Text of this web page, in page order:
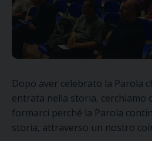
Dopo aver celebrato la Parola
entrata nella storia, cerchiamo
formarci perché la Parola
storia, attraverso un nostro